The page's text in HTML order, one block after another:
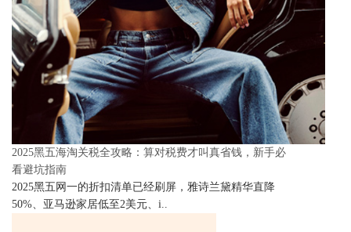
2025黑五海淘关税全攻略：算对税费才叫真省钱，新手必
看避坑指南
2025黑五网一的折扣清单已经刷屏，雅诗兰黛精华直降
50%、亚马逊家居低至2美元、i..